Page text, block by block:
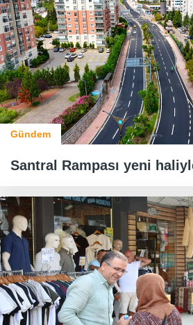
Gündem
Santral Rampası yeni